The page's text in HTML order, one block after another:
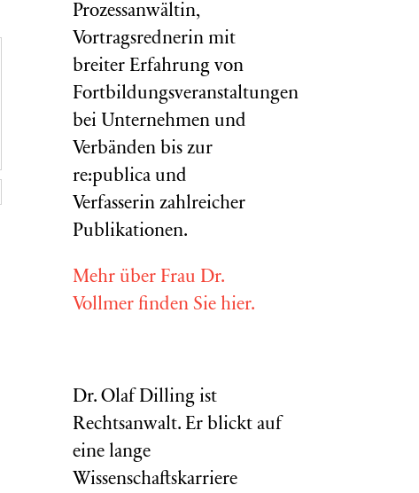
Prozessanwältin,
Vortragsrednerin mit
breiter Erfahrung von
Fortbildungsveranstaltungen
bei Unternehmen und
Verbänden bis zur
re:publica und
Verfasserin zahlreicher
Publikationen.
Mehr über Frau Dr.
Vollmer finden Sie hier.
Dr. Olaf Dilling ist
Rechtsanwalt. Er blickt auf
eine lange
Wissenschaftskarriere